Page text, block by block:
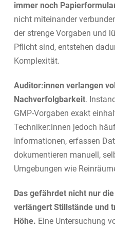
immer noch
nicht miteinander
der strenge Vorgaben und
Pflicht sind, entstehen
Komplexität.
Auditor:innen verlangen
Nachverfolgbarkeit.
GMP-Vorgaben exakt
Techniker:innen jedoch
Informationen, erfassen
dokumentieren manuell,
Umgebungen wie
Das gefährdet nicht nur
verlängert Stillstände und
Höhe. Eine Untersuchung